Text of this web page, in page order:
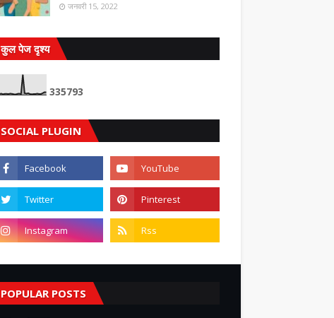
जनवरी 15, 2022
कुल पेज दृश्य
335793
SOCIAL PLUGIN
POPULAR POSTS